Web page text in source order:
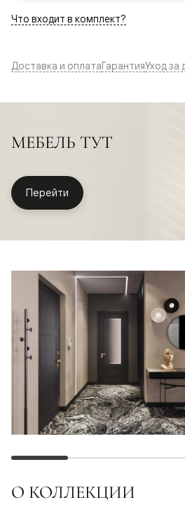
Что входит в комплект?
Доставка и оплатаГарантияУход за
МЕБЕЛЬ ТУТ
Перейти
О КОЛЛЕКЦИИ